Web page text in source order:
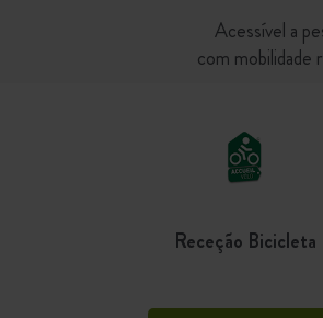
Acessível a
com mobilidade
Receção Bicicleta